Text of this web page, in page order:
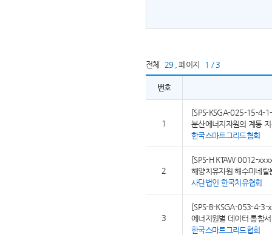
전체 29 페이지 1 / 3
번호
1
[SPS-KSGA-025-15-4-
분산에너지자원의 계통
한국스마트그리드협회
2
[SPS-H KTAW 0012-
해양치유자원 해수미네랄
사단법인 한국치유협회
3
[SPS-B-KSGA-053-4-3-
에너지원별 데이터 통합
한국스마트그리드협회